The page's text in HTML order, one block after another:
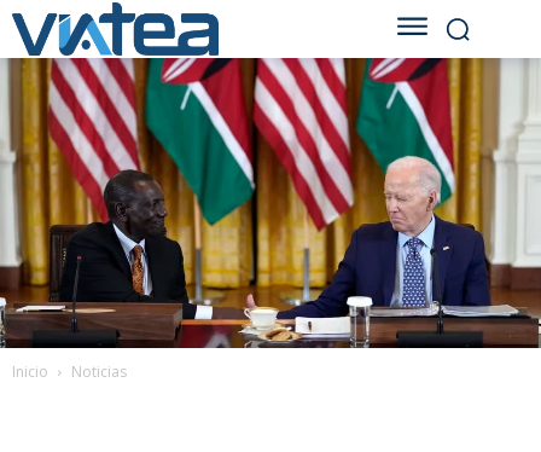
Inicio Noticias